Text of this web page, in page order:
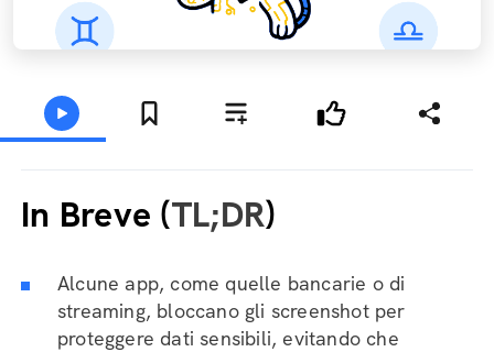
In Breve (TL;DR)
Alcune app, come quelle bancarie o di
streaming, bloccano gli screenshot per
proteggere dati sensibili, evitando che